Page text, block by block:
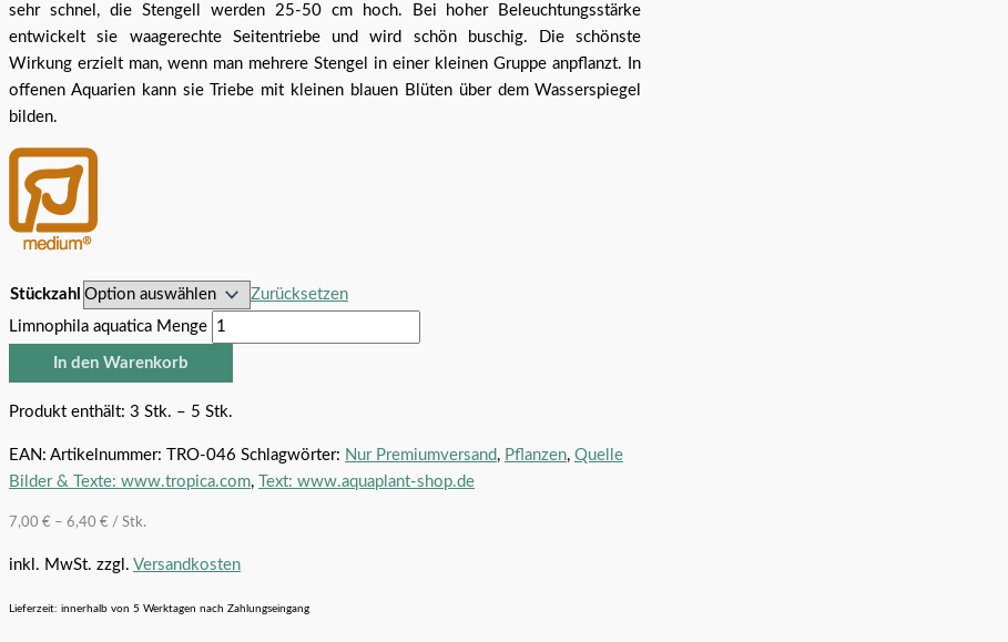
sehr schnel, die Stengell werden 25-50 cm hoch. Bei hoher Beleuchtungsstärke
entwickelt sie waagerechte Seitentriebe und wird schön buschig. Die schönste
Wirkung erzielt man, wenn man mehrere Stengel in einer kleinen Gruppe anpflanzt. In
offenen Aquarien kann sie Triebe mit kleinen blauen Blüten über dem Wasserspiegel
bilden.
Stückzahl
Zurücksetzen
Limnophila aquatica Menge
In den Warenkorb
Produkt enthält: 3 Stk. – 5 Stk.
EAN: Artikelnummer: TRO-046 Schlagwörter: Nur Premiumversand , Pflanzen, Quelle
Bilder & Texte: www.tropica.com, Text: www.aquaplant-shop.de
7,00 € – 6,40 € / Stk.
inkl. MwSt. zzgl. Versandkosten
Lieferzeit: innerhalb von 5 Werktagen nach Zahlungseingang